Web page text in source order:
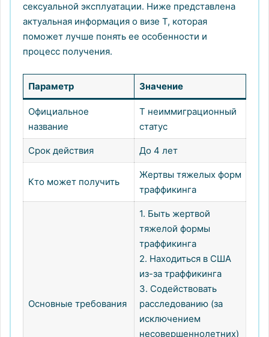
сексуальной эксплуатации. Ниже представлена
актуальная информация о визе T, которая
поможет лучше понять ее особенности и
процесс получения.
Параметр Значение
Официальное
название
T неиммиграционный
статус
Срок действия До 4 лет
Кто может получить
Жертвы тяжелых форм
траффикинга
Основные требования
1. Быть жертвой
тяжелой формы
траффикинга
2. Находиться в США
из-за траффикинга
3. Содействовать
расследованию (за
исключением
несовершеннолетних)